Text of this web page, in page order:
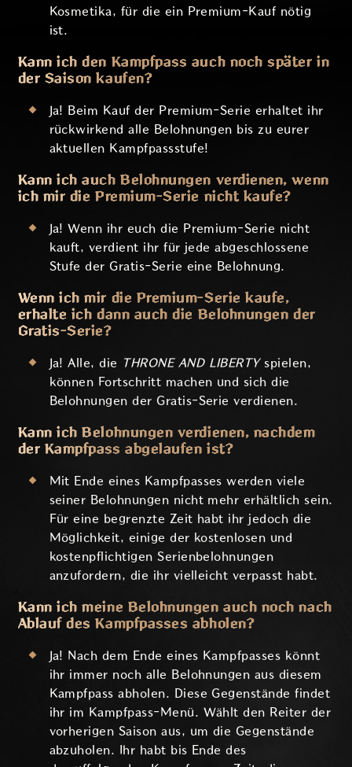
Kosmetika, für die ein Premium-Kauf nötig
ist.
Kann ich den Kampfpass auch noch später in
der Saison kaufen?
Ja! Beim Kauf der Premium-Serie erhaltet ihr
rückwirkend alle Belohnungen bis zu eurer
aktuellen Kampfpassstufe!
Kann ich auch Belohnungen verdienen, wenn
ich mir die Premium-Serie nicht kaufe?
Ja! Wenn ihr euch die Premium-Serie nicht
kauft, verdient ihr für jede abgeschlossene
Stufe der Gratis-Serie eine Belohnung.
Wenn ich mir die Premium-Serie kaufe,
erhalte ich dann auch die Belohnungen der
Gratis-Serie?
Ja! Alle, die THRONE AND LIBERTYspielen,
können Fortschritt machen und sich die
Belohnungen der Gratis-Serie verdienen.
Kann ich Belohnungen verdienen, nachdem
der Kampfpass abgelaufen ist?
Mit Ende eines Kampfpasses werden viele
seiner Belohnungen nicht mehr erhältlich sein.
Für eine begrenzte Zeit habt ihr jedoch die
Möglichkeit, einige der kostenlosen und
kostenpflichtigen Serienbelohnungen
anzufordern, die ihr vielleicht verpasst habt.
Kann ich meine Belohnungen auch noch nach
Ablauf des Kampfpasses abholen?
Ja! Nach dem Ende eines Kampfpasses könnt
ihr immer noch alle Belohnungen aus diesem
Kampfpass abholen. Diese Gegenstände findet
ihr im Kampfpass-Menü. Wählt den Reiter der
vorherigen Saison aus, um die Gegenstände
abzuholen. Ihr habt bis Ende des